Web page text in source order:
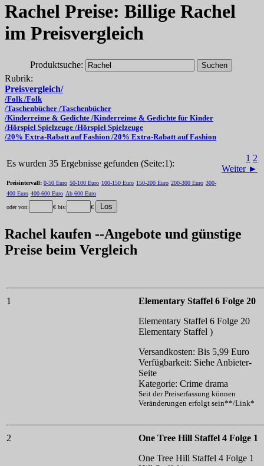
Rachel Preise: Billige Rachel
im Preisvergleich
Produktsuche:
Rubrik:
Preisvergleich/
/Folk /Folk
/Taschenbücher /Taschenbücher
/Kinderreime & Gedichte /Kinderreime & Gedichte für Kinder
/Hörspiel Spielzeuge /Hörspiel Spielzeuge
/20% Extra-Rabatt auf Fashion /20% Extra-Rabatt auf Fashion
Es wurden 35 Ergebnisse gefunden (Seite:1):
1 2
Weiter ►
Preisintervall: 0-50 Euro 50-100 Euro 100-150 Euro 150-200 Euro 200-300 Euro 300-
400 Euro 400-600 Euro Ab 600 Euro
oder von: € bis: €
Rachel kaufen --Angebote und günstige
Preise beim Vergleich
1
Elementary Staffel 6 Folge 20
Elementary Staffel 6 Folge 20
Elementary Staffel )
Versandkosten: Bis 5,99 Euro
Verfügbarkeit: Siehe Anbieter-
Seite
Kategorie: Crime drama
Seit der Preiserfassung können
Veränderungen erfolgt sein**/Link*
2
One Tree Hill Staffel 4 Folge 1
One Tree Hill Staffel 4 Folge 1